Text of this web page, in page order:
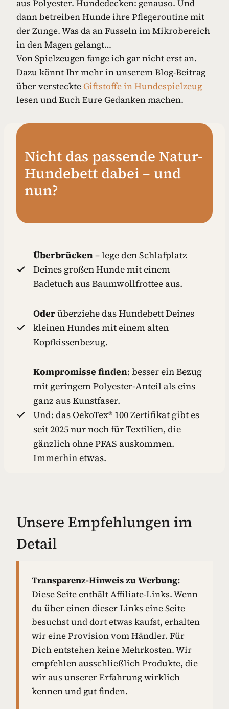
aus Polyester. Hundedecken: genauso. Und
dann betreiben Hunde ihre Pflegeroutine mit
der Zunge. Was da an Fusseln im Mikrobereich
in den Magen gelangt…
Von Spielzeugen fange ich gar nicht erst an.
Dazu könnt Ihr mehr in unserem Blog-Beitrag
über versteckteGiftstoffe in Hundespielzeug
lesen und Euch Eure Gedanken machen.
Nicht das passende Natur-
Hundebett dabei – und
nun?
Überbrücken– lege den Schlafplatz
Deines großen Hunde mit einem
Badetuch aus Baumwollfrottee aus.
Oderüberziehe das Hundebett Deines
kleinen Hundes mit einem alten
Kopfkissenbezug.
Kompromisse finden: besser ein Bezug
mit geringem Polyester-Anteil als eins
ganz aus Kunstfaser.
Und: das OekoTex® 100 Zertifikat gibt es
seit 2025 nur noch für Textilien, die
gänzlich ohne PFAS auskommen.
Immerhin etwas.
Unsere Empfehlungen im
Detail
Transparenz-Hinweis zu Werbung:
Diese Seite enthält Affiliate-Links. Wenn
du über einen dieser Links eine Seite
besuchst und dort etwas kaufst, erhalten
wir eine Provision vom Händler. Für
Dich entstehen keine Mehrkosten. Wir
empfehlen ausschließlich Produkte, die
wir aus unserer Erfahrung wirklich
kennen und gut finden.